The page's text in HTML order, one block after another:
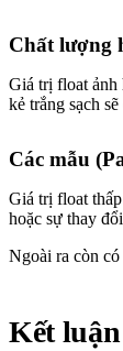
Chất lượng
Giá trị float ảnh
kẻ trắng sạch
Các mẫu
Giá trị float
hoặc sự thay
Ngoài ra còn
Kết luận